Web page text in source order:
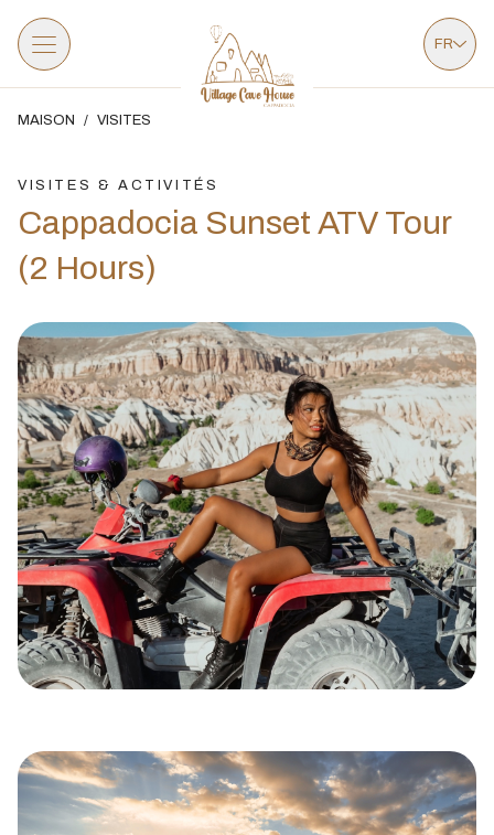
FR
MAISON / VISITES
VISITES & ACTIVITÉS
Cappadocia Sunset ATV Tour
(2 Hours)